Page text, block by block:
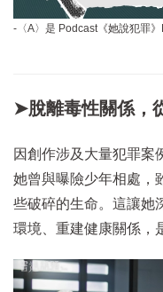
-〈A〉是 Podcast《她說犯罪
➤脫離毒性關係，
因創作涉及大量犯罪案
她曾與曝險少年相處，
些破碎的生命。這讓她
環境、重建健康關係，